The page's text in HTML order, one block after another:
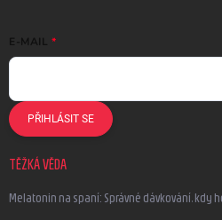
E-MAIL
PŘIHLÁSIT SE
TĚŽKÁ VĚDA
Melatonin na spaní: Správné dávkování, kdy